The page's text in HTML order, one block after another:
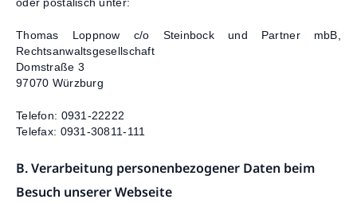
Thomas Loppnow c/o Steinbock und Partner mbB,
Rechtsanwaltsgesellschaft
Domstraße 3
97070 Würzburg
Telefon: 0931-22222
Telefax: 0931-30811-111
B. Verarbeitung personenbezogener Daten beim
Besuch unserer Webseite